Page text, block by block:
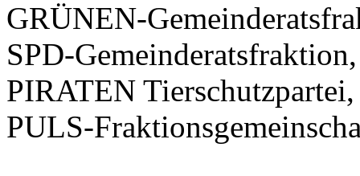
GRÜNEN-
SPD-
PIRATEN Tierschutzpartei,
PULS-